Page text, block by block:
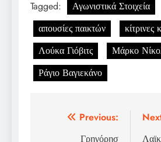
Tagged: Αγωνιστικά Στοιχεία
απουσίες παικτών
κίτρινες
Λούκα Γιόβιτς
Μάρκο
Ράγιο Βαγιεκάνο
Post
Previous:
Γρηγόρησ